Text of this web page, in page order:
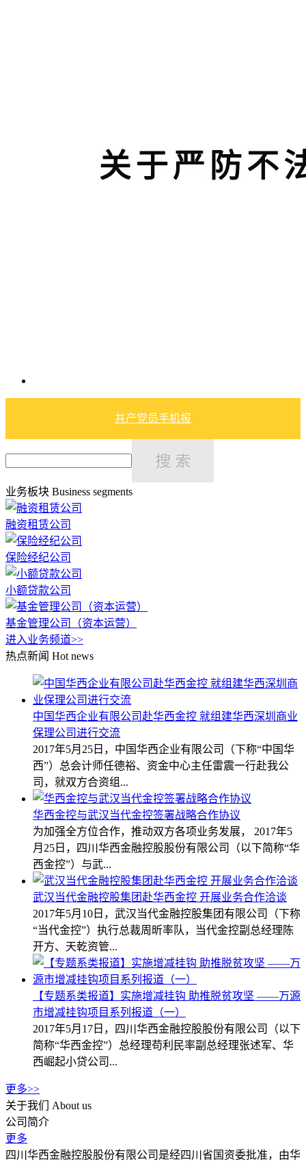
共产党员手机报
业务板块 Business segments
融资租赁公司
保险经纪公司
小额贷款公司
基金管理公司（资本运营）
进入业务频道>>
热点新闻 Hot news
中国华西企业有限公司赴华西金控 就组建华西深圳商业
保理公司进行交流
2017年5月25日，中国华西企业有限公司（下称“中国华
西”）总会计师任德裕、资金中心主任雷震一行赴我公
司，就双方合资组...
华西金控与武汉当代金控签署战略合作协议
为加强全方位合作，推动双方各项业务发展， 2017年5
月25日，四川华西金融控股股份有限公司（以下简称“华
西金控”）与武...
武汉当代金融控股集团赴华西金控 开展业务合作洽谈
2017年5月10日，武汉当代金融控股集团有限公司（下称
“当代金控”）执行总裁周昕率队，当代金控副总经理陈
开方、天乾资管...
【专题系类报道】实施增减挂钩 助推脱贫攻坚 ——万源
市增减挂钩项目系列报道（一）
2017年5月17日，四川华西金融控股股份有限公司（以下
简称“华西金控”）总经理苟利民率副总经理张述军、华
西崛起小贷公司...
更多>>
关于我们
About us
公司简介
更多
四川华西金融控股股份有限公司是经四川省国资委批准，由华